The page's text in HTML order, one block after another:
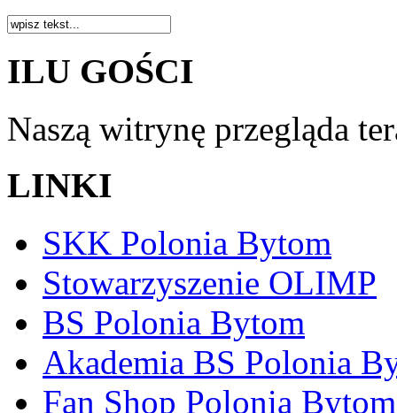
ILU GOŚCI
Naszą witrynę przegląda
LINKI
SKK Polonia Bytom
Stowarzyszenie OLIMP
BS Polonia Bytom
Akademia BS Polonia
Fan Shop Polonia Bytom